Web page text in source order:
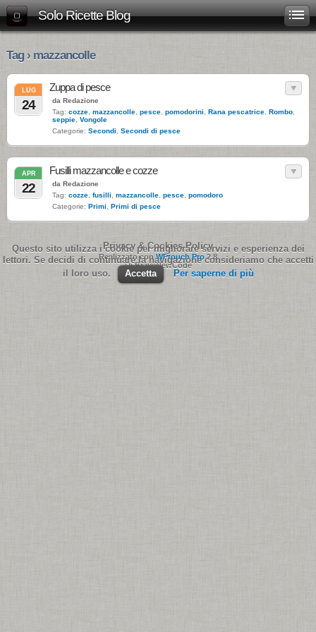
Solo Ricette Blog
Tag › mazzancolle
LUG
24
Zuppa di pesce
da Redazione
Tag: cozze mazzancolle pesce pomodorini Rana pescatrice Rombo
seppie Vongole
Categorie: Secondi Secondi di pesce
APR
22
Fusilli mazzancolle e cozze
da Redazione
Tag: cozze fusilli mazzancolle pesce pomodoro
Categorie: Primi Primi di pesce
Questo sito utilizza i cookie per migliorare servizi e esperienza dei
lettori. Se decidi di continuare la navigazione consideriamo che accetti
il loro uso.
Accetta Per saperne di più
Privacy & Cookies Policy
Realizzato conWPtouch Pro2.8
Di BraveNewCode